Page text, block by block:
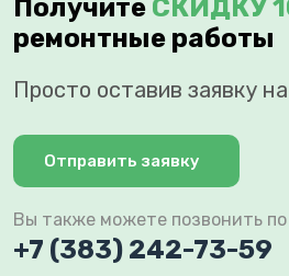
Получите СКИДКУ
ремонтные работы
Просто оставив заявку
Отправить заявку
Вы также можете позвонить
+7 (383) 242-73-59